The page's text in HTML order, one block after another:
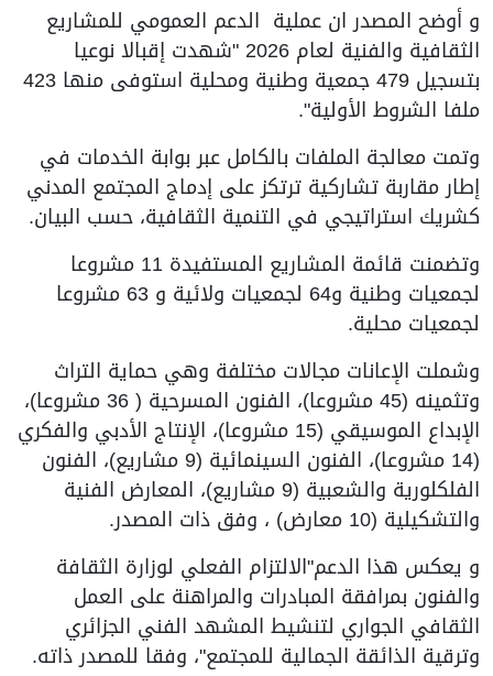
و أوضح المصدر ان عملية الدعم العمومي للمشاريع
الثقافية والفنية لعام 2026 "شهدت إقبالا نوعيا
بتسجيل 479 جمعية وطنية ومحلية استوفى منها 423
ملفا الشروط الأولية".
وتمت معالجة الملفات بالكامل عبر بوابة الخدمات في
إطار مقاربة تشاركية ترتكز على إدماج المجتمع المدني
كشريك استراتيجي في التنمية الثقافية، حسب البيان.
وتضمنت قائمة المشاريع المستفيدة 11 مشروعا
لجمعيات وطنية و64 لجمعيات ولائية و 63 مشروعا
لجمعيات محلية.
وشملت الإعانات مجالات مختلفة وهي حماية التراث
وتثمينه (45 مشروعا)، الفنون المسرحية ( 36 مشروعا)،
الإبداع الموسيقي (15 مشروعا)، الإنتاج الأدبي والفكري
(14 مشروعا)، الفنون السينمائية (9 مشاريع)، الفنون
الفلكلورية والشعبية (9 مشاريع)، المعارض الفنية
والتشكيلية (10 معارض) ، وفق ذات المصدر.
و يعكس هذا الدعم"الالتزام الفعلي لوزارة الثقافة
والفنون بمرافقة المبادرات والمراهنة على العمل
الثقافي الجواري لتنشيط المشهد الفني الجزائري
وترقية الذائقة الجمالية للمجتمع"، وفقا للمصدر ذاته.